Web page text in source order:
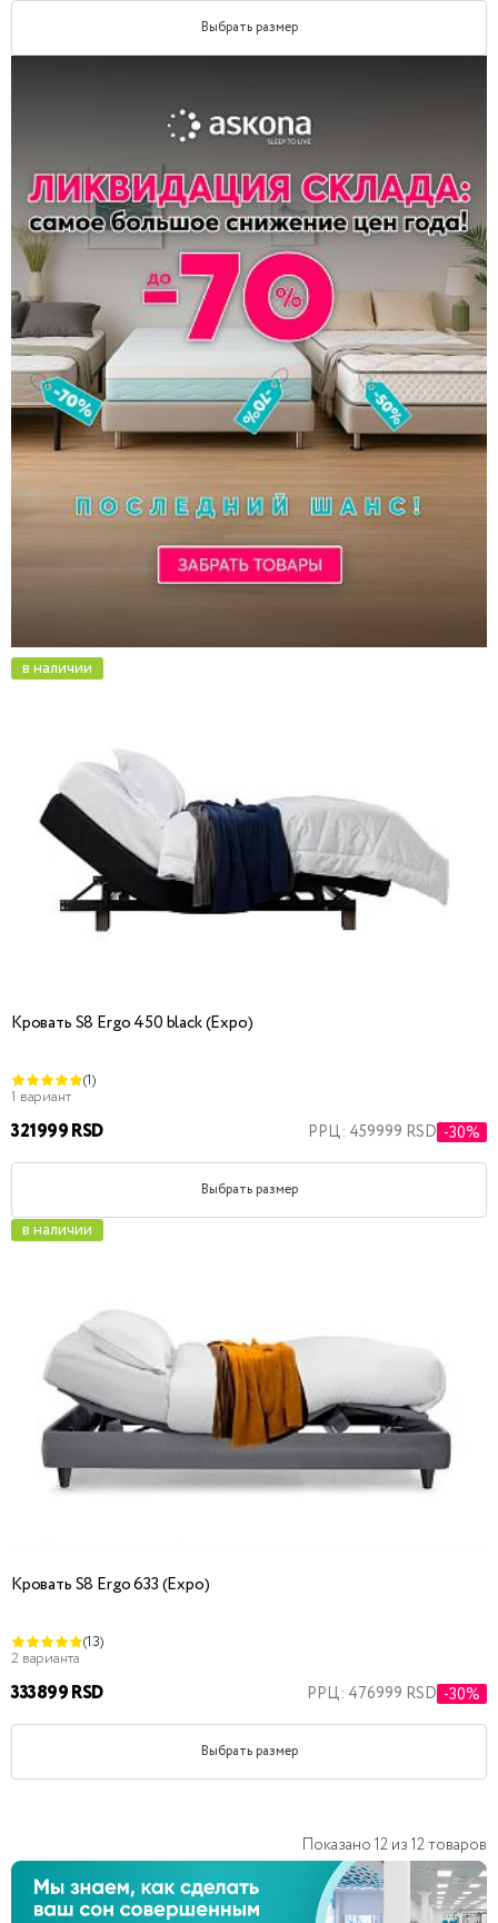
Выбрать размер
в наличии
Кровать S8 Ergo 450 black (Expo)
(1)
1 вариант
321999 RSD РРЦ: 459999 RSD -30%
Выбрать размер
в наличии
Кровать S8 Ergo 633 (Expo)
(13)
2 варианта
333899 RSD РРЦ: 476999 RSD -30%
Выбрать размер
Показано 12 из 12товаров